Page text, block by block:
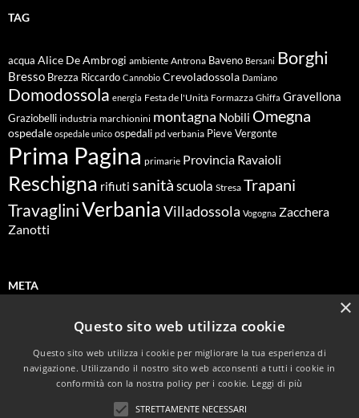
TAG
acqua Alice De Ambrogi ambiente Antrona Baveno Bersani Borghi
Bresso Brezza Riccardo Cannobio Crevoladossola Damiano
Domodossola energia Festa de l'Unità Formazza Ghiffa Gravellona
Graziobelli industria marchionini montagna Nobili Omegna
ospedale ospedale unico ospedali pd verbania Pieve Vergonte
Prima Pagina primarie Provincia Ravaioli
Reschigna rifiuti sanitàscuola Stresa Trapani
TravagliniVerbaniaVilladossola Vogogna Zacchera
Zanotti
META
Feed dei contenuti
Feed dei commenti
×
Questo sito web utilizza cookie
Questo sito web utilizza i cookie per migliorare la tua esperienza di
navigazione. Utilizzando il nostro sito web acconsenti a tutti i cookie in
conformità con la nostra policy per i cookie. Leggi di più
STRETTAMENTE NECESSARI